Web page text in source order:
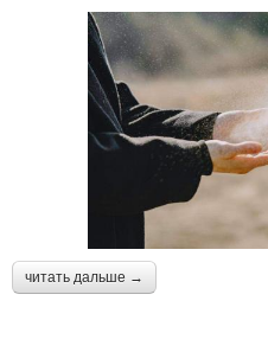
читать дальше →